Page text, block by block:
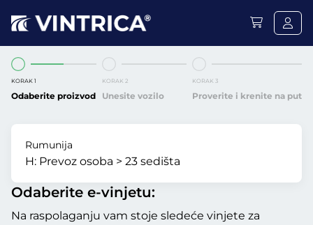
KORAK 1
Odaberite proizvod
KORAK 2
Unesite vozilo
KORAK 3
Proverite i krenite na put
Rumunija
H: Prevoz osoba > 23 sedišta
Odaberite e-vinjetu:
Na raspolaganju vam stoje sledeće vinjete za